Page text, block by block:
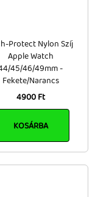
Protect Nylon Szíj
Apple Watch
45/46/49mm -
Fekete/Narancs
4900 Ft
KOSÁRBA